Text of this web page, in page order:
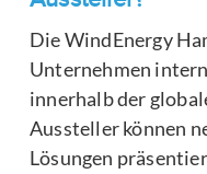
Die WindEnergy
Unternehmen
innerhalb der
Aussteller können
Lösungen